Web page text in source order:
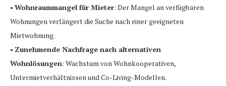
• Wohnraummangel für Mieter: Der Mangel an verfügbaren
Wohnungen verlängert die Suche nach einer geeigneten
Mietwohnung.
• Zunehmende Nachfrage nach alternativen
Wohnlösungen: Wachstum von Wohnkooperativen,
Untermietverhältnissen und Co-Living-Modellen.